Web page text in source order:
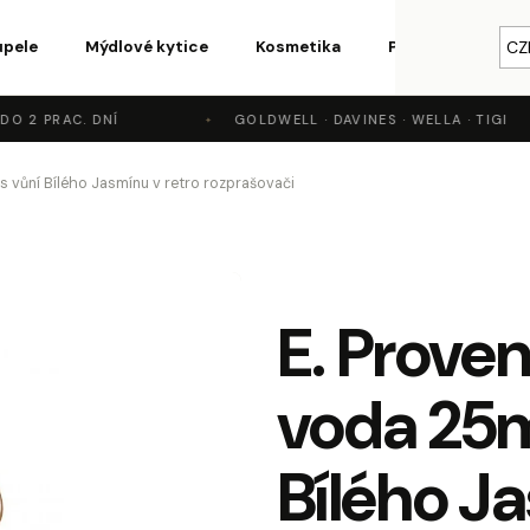
Mýdlové kytice Kosmetika Parfémy a vůně
2 PRAC. DNÍ GOLDWELL · DAVINES · WELLA · TIGI
vůní Bílého Jasmínu v retro rozprašovači
E.
voda
Bílého
potřebujete najít?